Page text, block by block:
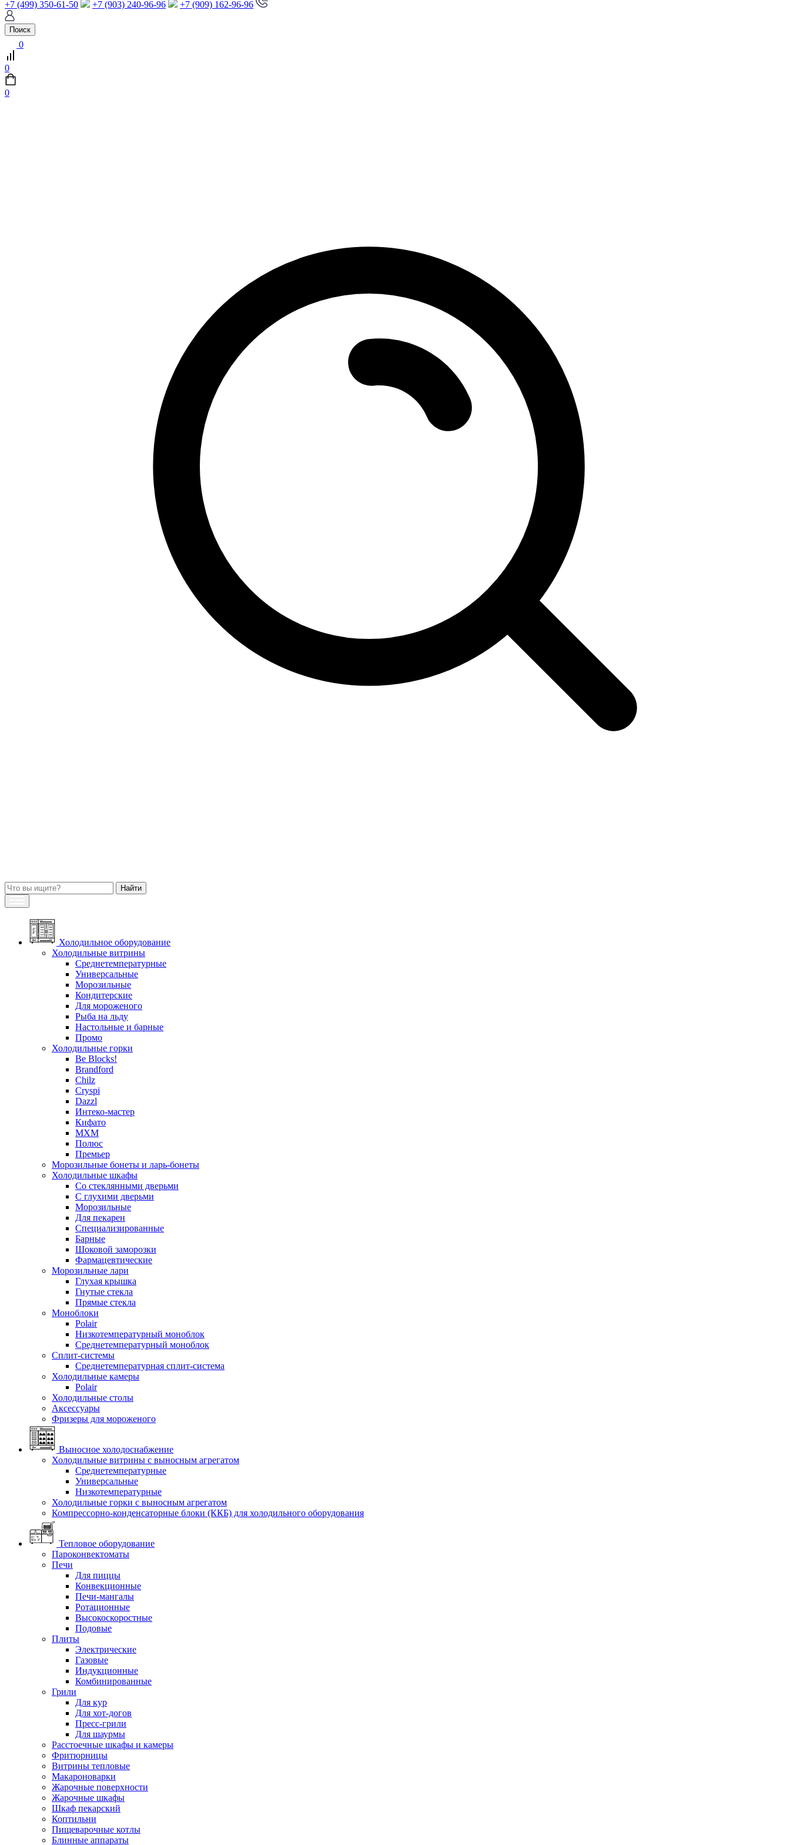
+7 (499) 350-61-50 +7 (903) 240-96-96 +7 (909) 162-96-96
Поиск
0
0
0
Холодильное оборудование
Холодильные витрины
Среднетемпературные
Универсальные
Морозильные
Кондитерские
Для мороженого
Рыба на льду
Настольные и барные
Промо
Холодильные горки
Be Blocks!
Brandford
Chilz
Cryspi
Dazzl
Интеко-мастер
Кифато
МХМ
Полюс
Премьер
Морозильные бонеты и ларь-бонеты
Холодильные шкафы
Со стеклянными дверьми
С глухими дверьми
Морозильные
Для пекарен
Специализированные
Барные
Шоковой заморозки
Фармацевтические
Морозильные лари
Глухая крышка
Гнутые стекла
Прямые стекла
Моноблоки
Polair
Низкотемпературный моноблок
Среднетемпературный моноблок
Сплит-системы
Среднетемпературная сплит-система
Холодильные камеры
Polair
Холодильные столы
Аксессуары
Фризеры для мороженого
Выносное холодоснабжение
Холодильные витрины с выносным агрегатом
Среднетемпературные
Универсальные
Низкотемпературные
Холодильные горки с выносным агрегатом
Компрессорно-конденсаторные блоки (ККБ) для холодильного оборудования
Тепловое оборудование
Пароконвектоматы
Печи
Для пиццы
Конвекционные
Печи-мангалы
Ротационные
Высокоскоростные
Подовые
Плиты
Электрические
Газовые
Индукционные
Комбинированные
Грили
Для кур
Для хот-догов
Пресс-грили
Для шаурмы
Расстоечные шкафы и камеры
Фритюрницы
Витрины тепловые
Макароноварки
Жарочные поверхности
Жарочные шкафы
Шкаф пекарский
Коптильни
Пищеварочные котлы
Блинные аппараты